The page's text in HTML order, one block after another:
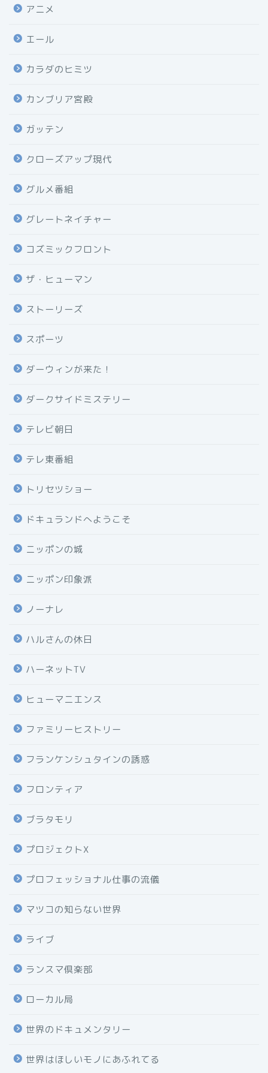
アニメ
エール
カラダのヒミツ
カンブリア宮殿
ガッテン
クローズアップ現代
グルメ番組
グレートネイチャー
コズミックフロント
ザ・ヒューマン
ストーリーズ
スポーツ
ダーウィンが来た！
ダークサイドミステリー
テレビ朝日
テレ東番組
トリセツショー
ドキュランドへようこそ
ニッポンの城
ニッポン印象派
ノーナレ
ハルさんの休日
ハーネットTV
ヒューマニエンス
ファミリーヒストリー
フランケンシュタインの誘惑
フロンティア
ブラタモリ
プロジェクトX
プロフェッショナル仕事の流儀
マツコの知らない世界
ライブ
ランスマ倶楽部
ローカル局
世界のドキュメンタリー
世界はほしいモノにあふれてる